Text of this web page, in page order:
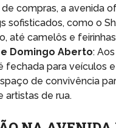
compras, a avenida
sofisticados, como o
até camelôs e
Domingo Aberto:
fechada para veículos
de convivência
artistas de rua.